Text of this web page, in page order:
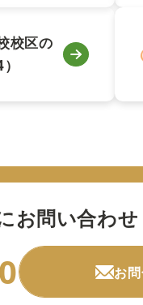
校区の
お問い合わせ
お